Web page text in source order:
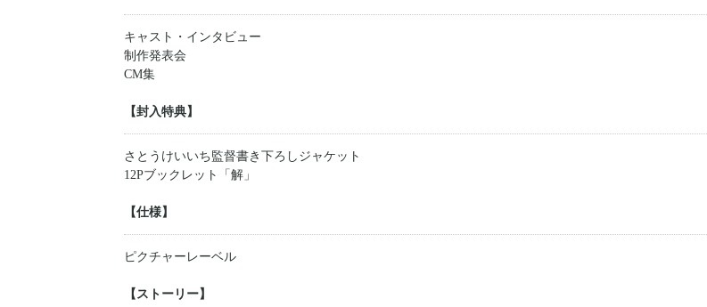
キャスト・インタビュー
制作発表会
CM集
【封入特典】
さとうけいいち監督書き下ろしジャケット
12Pブックレット「解」
【仕様】
ピクチャーレーベル
【ストーリー】